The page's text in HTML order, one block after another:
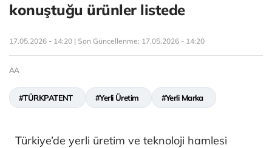
konuştuğu ürünler listede
17.05.2026 - 14:20 | Son Güncellenme: 17.05.2026 - 14:20
AA
#TÜRKPATENT #Yerli Üretim #Yerli Marka
Türkiye’de yerli üretim ve teknoloji hamlesi